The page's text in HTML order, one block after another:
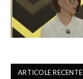
ARTICOLE RECENTE